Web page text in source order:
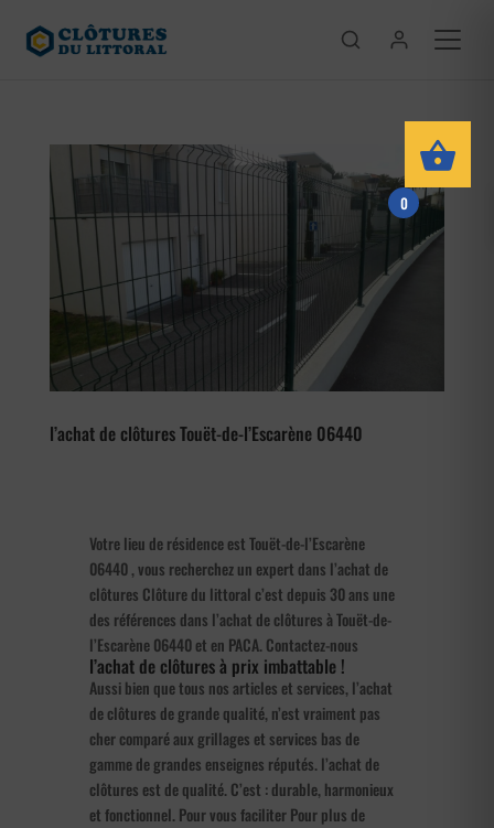
l’achat de clôtures Touët-de-l’Escarène 06440
Votre lieu de résidence est Touët-de-l’Escarène
06440 , vous recherchez un expert dans l’achat de
clôtures Clôture du littoral c’est depuis 30 ans une
des références dans l’achat de clôtures à Touët-de-
l’Escarène 06440 et en PACA. Contactez-nous
l’achat de clôtures à prix imbattable !
Aussi bien que tous nos articles et services, l’achat
de clôtures de grande qualité, n’est vraiment pas
cher comparé aux grillages et services bas de
gamme de grandes enseignes réputés. l’achat de
clôtures est de qualité. C’est : durable, harmonieux
et fonctionnel. Pour vous faciliter Pour plus de
0